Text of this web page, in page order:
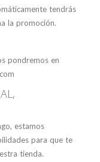
tendrás
la promoción.
pondremos en
estamos
para que te
tienda.